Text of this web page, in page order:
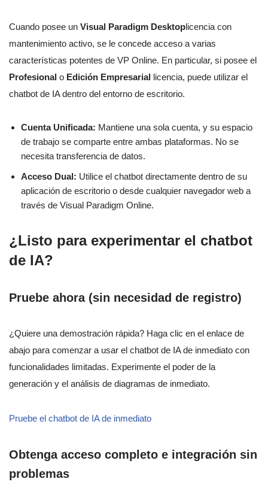
Cuando posee un Visual Paradigm Desktoplicencia con
mantenimiento activo, se le concede acceso a varias
características potentes de VP Online. En particular, si posee el
Profesional o Edición Empresarial licencia, puede utilizar el
chatbot de IA dentro del entorno de escritorio.
Cuenta Unificada: Mantiene una sola cuenta, y su espacio
de trabajo se comparte entre ambas plataformas. No se
necesita transferencia de datos.
Acceso Dual: Utilice el chatbot directamente dentro de su
aplicación de escritorio o desde cualquier navegador web a
través de Visual Paradigm Online.
¿Listo para experimentar el chatbot
de IA?
Pruebe ahora (sin necesidad de registro)
¿Quiere una demostración rápida? Haga clic en el enlace de
abajo para comenzar a usar el chatbot de IA de inmediato con
funcionalidades limitadas. Experimente el poder de la
generación y el análisis de diagramas de inmediato.
Pruebe el chatbot de IA de inmediato
Obtenga acceso completo e integración sin
problemas